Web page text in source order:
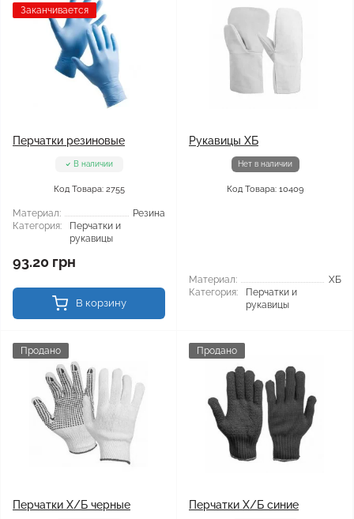
Заканчивается
Перчатки резиновые
В наличии
Код Товара: 2755
Материал:
Резина
Категория:
Перчатки и
рукавицы
93.20 грн
В корзину
Рукавицы ХБ
Нет в наличии
Код Товара: 10409
Материал:
ХБ
Категория:
Перчатки и
рукавицы
Продано
Перчатки Х/Б черные
Продано
Перчатки Х/Б синие